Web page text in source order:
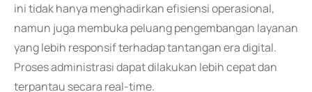
ini tidak hanya menghadirkan efisiensi operasional,
namun juga membuka peluang pengembangan layanan
yang lebih responsif terhadap tantangan era digital.
Proses administrasi dapat dilakukan lebih cepat dan
terpantau secara real-time.